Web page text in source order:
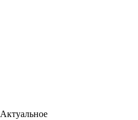
Актуальное